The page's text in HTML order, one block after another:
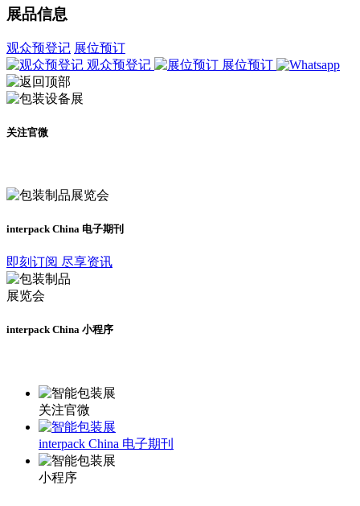
展品信息
观众预登记 展位预订
观众预登记
展位预订
关注官微
interpack China 电子期刊
即刻订阅 尽享资讯
interpack China 小程序
关注官微
interpack China 电子期刊
小程序